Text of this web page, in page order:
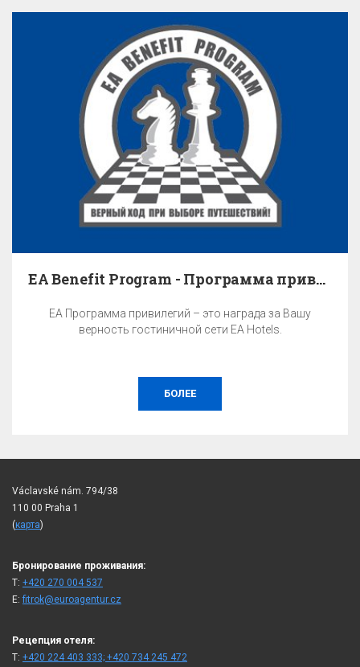
EA Benefit Program - Программа привилегий
EA Программа привилегий – это награда за Вашу
верность гостиничной сети EA Hotels.
БОЛЕЕ
Václavské nám. 794/38
110 00 Praha 1
(карта)
Бронирование проживания:
T: +420 270 004 537
E:fitrok@euroagentur.cz
Рецепция отеля:
T: +420 224 403 333; +420 734 245 472